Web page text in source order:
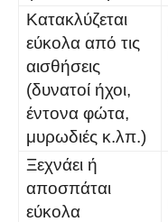
Κατακλύζεται
εύκολα από τις
αισθήσεις
(δυνατοί ήχοι,
έντονα φώτα,
μυρωδιές κ.λπ.)
Ξεχνάει ή
αποσπάται
εύκολα